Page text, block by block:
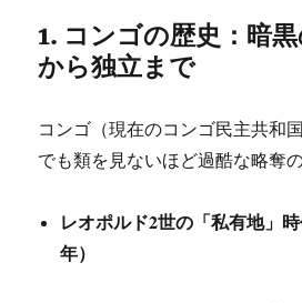
1. コンゴの歴史：暗
から独立まで
コンゴ（現在のコンゴ民主共和
でも類を見ないほど過酷な略奪
レオポルド2世の「私有地」
年）